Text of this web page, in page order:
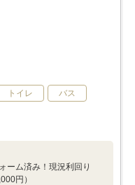
トイレ バス
ーム済み！現況利回り
円）